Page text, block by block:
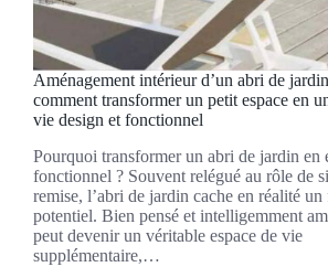
Aménagement intérieur d’un abri de
comment transformer un petit espace en
vie design et fonctionnel
Pourquoi transformer un abri de jardin en
fonctionnel ? Souvent relégué au rôle de
remise, l’abri de jardin cache en réalité
potentiel. Bien pensé et intelligemment
peut devenir un véritable espace de vie
supplémentaire,…